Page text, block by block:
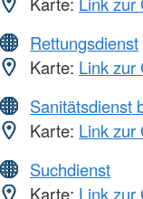
Rettungsdienst
Karte: Link zur
Sanitätsdienst
Karte: Link zur
Suchdienst
Karte: Link zur